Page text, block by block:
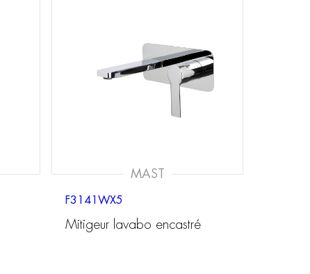
MAST
F3141WX5
Mitigeur lavabo encastré